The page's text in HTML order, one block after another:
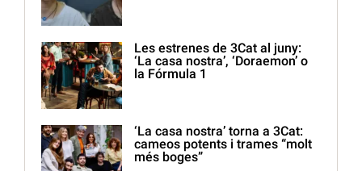
Les estrenes de 3Cat al juny:
‘La casa nostra’, ‘Doraemon’ o
la Fórmula 1
‘La casa nostra’ torna a 3Cat:
cameos potents i trames “molt
més boges”